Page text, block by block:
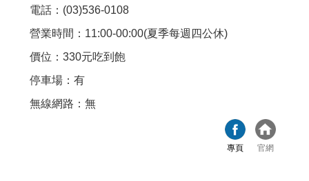
電話：(03)536-0108
營業時間：11:00-00:00(夏季每週四公休)
價位：330元吃到飽
停車場：有
無線網路：無
專頁 官網